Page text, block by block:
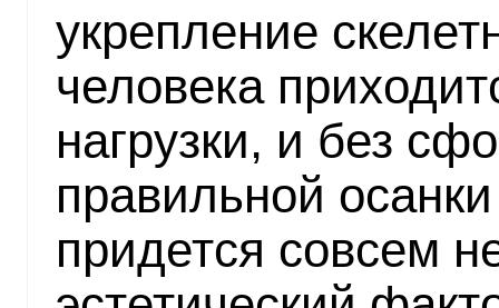
укрепление
человека
нагрузки, и без
правильной
придется совсем